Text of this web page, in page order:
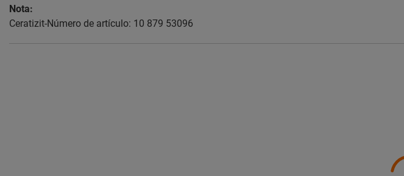
Nota:
Ceratizit-Número de artículo: 10 879 53096